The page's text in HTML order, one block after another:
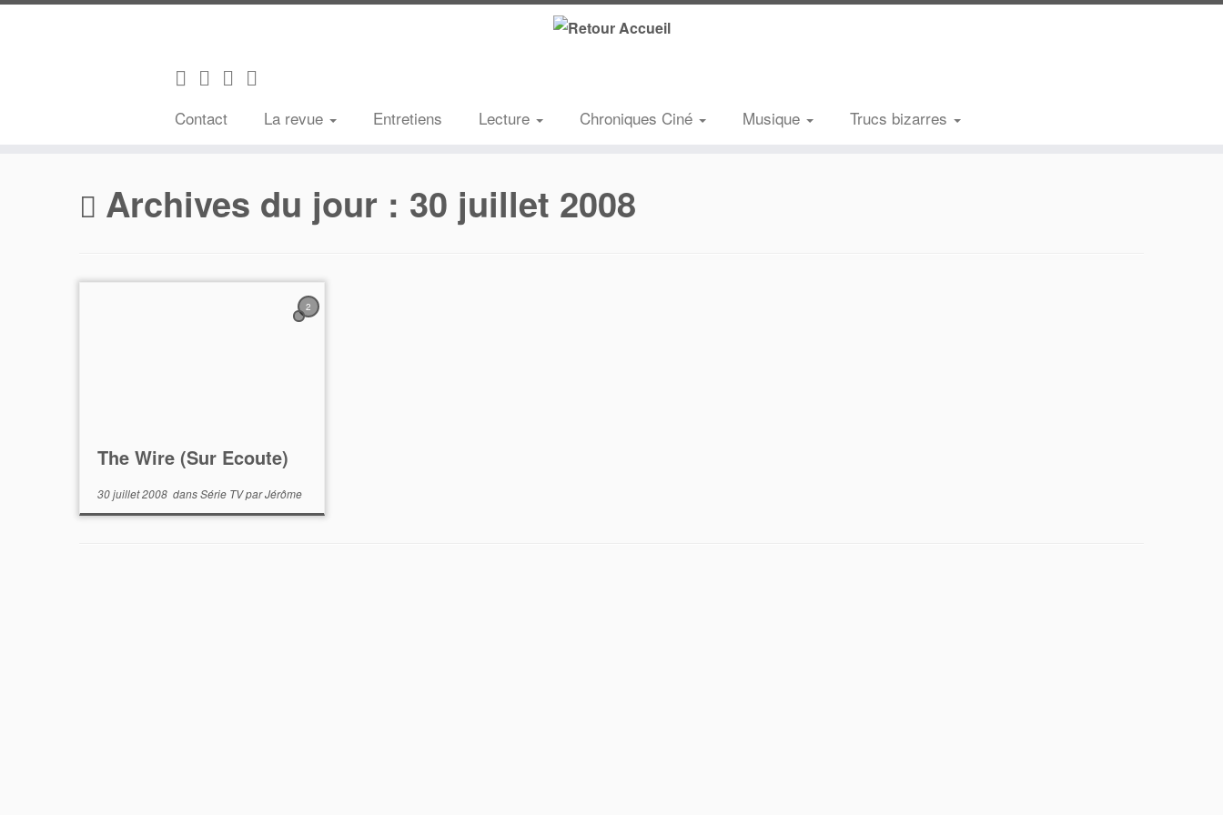
Contact La revue Entretiens Lecture Chroniques Ciné Musique Trucs bizarres
Archives du jour : 30 juillet 2008
2
The Wire (Sur Ecoute)
30 juillet 2008dansSérie TVparJérôme